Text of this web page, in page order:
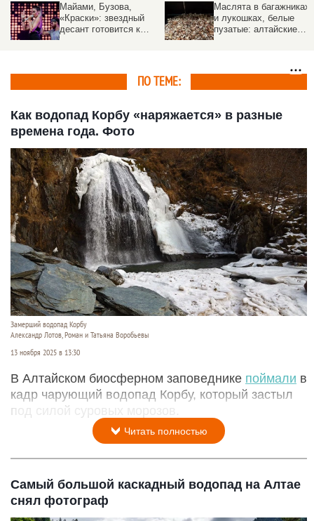
Майами, Бузова,
«Краски»: звездный
десант готовится к
Маслята в багажниках
и лукошках, белые
пузатые: алтайские
ПО ТЕМЕ:
Как водопад Корбу «наряжается» в разные
времена года. Фото
Замерший водопад Корбу
Александр Лотов, Роман и Татьяна Воробьевы
13 ноября 2025 в 13:30
В Алтайском биосферном заповеднике поймали в
кадр чарующий водопад Корбу, который застыл
под силой суровых морозов.
Читать полностью
Самый большой каскадный водопад на Алтае
снял фотограф